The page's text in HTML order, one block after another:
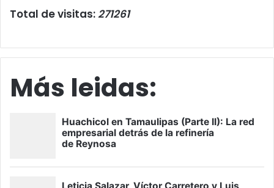
Total de visitas: 271261
Más leidas: